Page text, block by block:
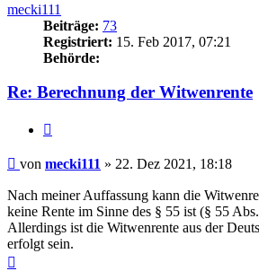
mecki111
Beiträge: 73
Registriert: 15. Feb 2017, 07:21
Behörde:
Re: Berechnung der Witwenrente
Beitrag
von mecki111 » 22. Dez 2021, 18:18
Nach meiner Auffassung kann die
keine Rente im Sinne des § 55 ist (§ 55
Allerdings ist die Witwenrente aus der
erfolgt sein.